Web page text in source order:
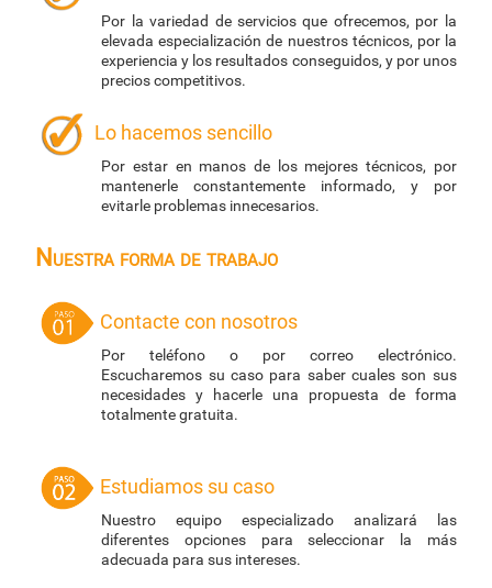
Por la variedad de servicios que ofrecemos, por la
elevada especialización de nuestros técnicos, por la
experiencia y los resultados conseguidos, y por unos
precios competitivos.
Lo hacemos sencillo
Por estar en manos de los mejores técnicos, por
mantenerle constantemente informado, y por
evitarle problemas innecesarios.
Nuestra forma de trabajo
Contacte con nosotros
Por teléfono o por correo electrónico.
Escucharemos su caso para saber cuales son sus
necesidades y hacerle una propuesta de forma
totalmente gratuita.
Estudiamos su caso
Nuestro equipo especializado analizará las
diferentes opciones para seleccionar la más
adecuada para sus intereses.